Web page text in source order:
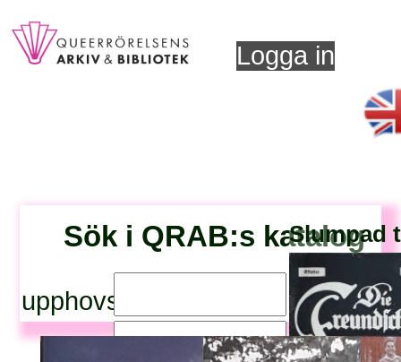
Logga in
Sök i QRAB:s katalog
upphovsperson:
Slumpad